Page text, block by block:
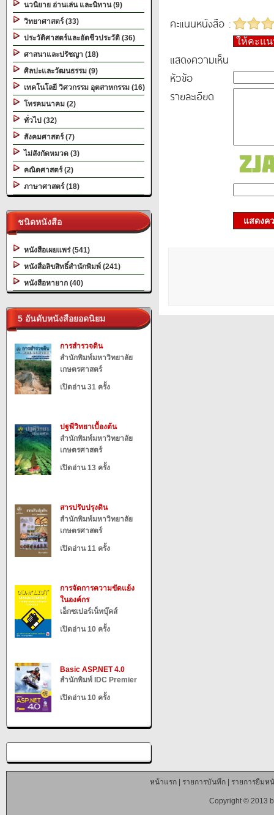
นวนิยาย อ่านเล่น และนิทาน (9)
วิทยาศาสตร์ (33)
ประวัติศาสตร์และอัตชีวประวัติ (36)
ศาสนาและปรัชญา (18)
ศิลปะและวัฒนธรรม (9)
เทคโนโลยี วิศวกรรม อุตสาหกรรม (16)
โทรคมนาคม (2)
ทั่วไป (32)
สังคมศาสตร์ (7)
ไม่สังกัดหมวด (3)
คณิตศาสตร์ (2)
ภาษาศาสตร์ (18)
ชนิดหนังสือ
หนังสือเผยแพร่ (541)
หนังสือลิขสิทธิ์สำนักพิมพ์ (241)
หนังสือหายาก (40)
5 อันดับหนังสือยอดนิยม
การสำรวจดิน
สำนักพิมพ์มหาวิทยาลัย
เกษตรศาสตร์
เปิดอ่าน 31 ครั้ง
ปฐพีวิทยาเบื้องต้น
สำนักพิมพ์มหาวิทยาลัย
เกษตรศาสตร์
เปิดอ่าน 13 ครั้ง
สารปรับปรุงดิน
สำนักพิมพ์มหาวิทยาลัย
เกษตรศาสตร์
เปิดอ่าน 11 ครั้ง
การจัดการความขัดแย้ง
ในองค์กร
เอ็กซเปอร์เน็ทบุ๊คส์
เปิดอ่าน 10 ครั้ง
Basic ASP.NET 4.0
สำนักพิมพ์ IDC Premier
เปิดอ่าน 10 ครั้ง
คะแนนหนังสือ :
ให้คะแ
แสดงความเห็น
หัวข้อ
รายละเอียด
แสดงค
หน้าแรก| รายการบันทึก| รายการยืมห
Copyright © 2013